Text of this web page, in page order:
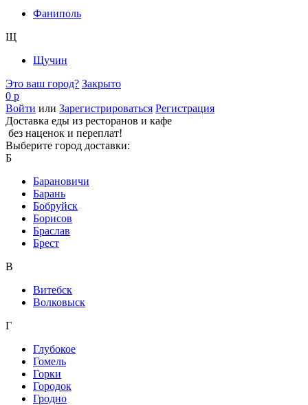
Фаниполь
Щ
Щучин
Это ваш город? Закрыто
0 р
Войти или Зарегистрироваться Регистрация
Доставка еды из ресторанов и кафе
без наценок и переплат!
Выберите город доставки:
Б
Барановичи
Барань
Бобруйск
Борисов
Браслав
Брест
В
Витебск
Волковыск
Г
Глубокое
Гомель
Горки
Городок
Гродно